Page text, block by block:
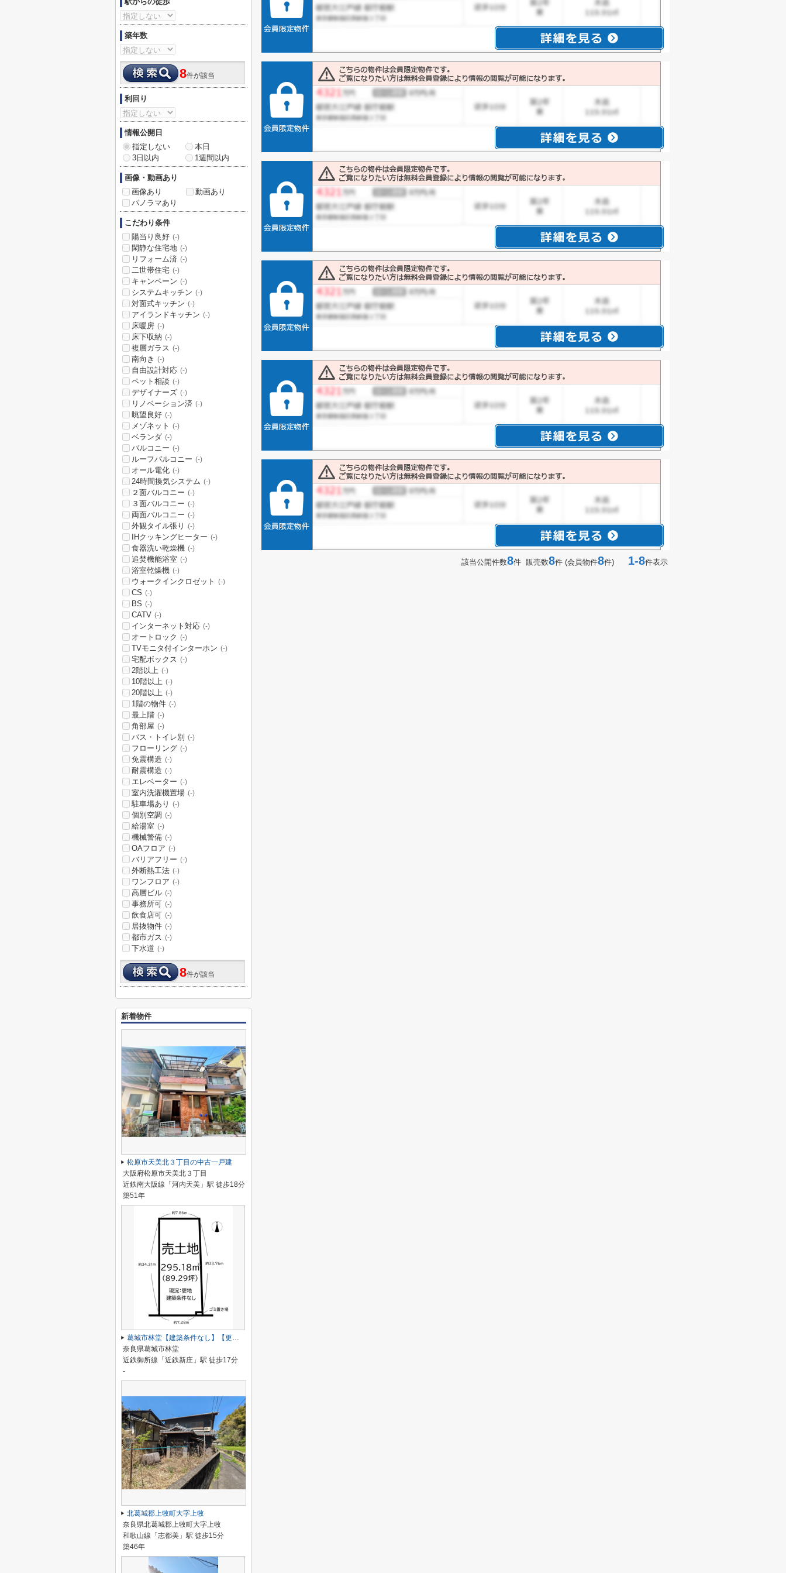
該当公開件数8件 販売数8件 (会員物件8件) 1-8件表示
築年数
8件が該当
利回り
情報公開日
指定しない
本日
3日以内
1週間以内
画像・動画あり
画像あり
動画あり
パノラマあり
こだわり条件
陽当り良好 (-)
閑静な住宅地 (-)
リフォーム済 (-)
二世帯住宅 (-)
キャンペーン (-)
システムキッチン (-)
対面式キッチン (-)
アイランドキッチン (-)
床暖房 (-)
床下収納 (-)
複層ガラス (-)
南向き (-)
自由設計対応 (-)
ペット相談 (-)
デザイナーズ (-)
リノベーション済 (-)
眺望良好 (-)
メゾネット (-)
ベランダ (-)
バルコニー (-)
ルーフバルコニー (-)
オール電化 (-)
24時間換気システム (-)
２面バルコニー (-)
３面バルコニー (-)
両面バルコニー (-)
外観タイル張り (-)
IHクッキングヒーター (-)
食器洗い乾燥機 (-)
追焚機能浴室 (-)
浴室乾燥機 (-)
ウォークインクロゼット (-)
CS (-)
BS (-)
CATV (-)
インターネット対応 (-)
オートロック (-)
TVモニタ付インターホン (-)
宅配ボックス (-)
2階以上 (-)
10階以上 (-)
20階以上 (-)
1階の物件 (-)
最上階 (-)
角部屋 (-)
バス・トイレ別 (-)
フローリング (-)
免震構造 (-)
耐震構造 (-)
エレベーター (-)
室内洗濯機置場 (-)
駐車場あり (-)
個別空調 (-)
給湯室 (-)
機械警備 (-)
OAフロア (-)
バリアフリー (-)
外断熱工法 (-)
ワンフロア (-)
高層ビル (-)
事務所可 (-)
飲食店可 (-)
居抜物件 (-)
都市ガス (-)
下水道 (-)
8件が該当
新着物件
松原市天美北３丁目の中古一戸建
大阪府松原市天美北３丁目
近鉄南大阪線「河内天美」駅 徒歩18分
築51年
葛城市林堂【建築条件なし】【更地】
奈良県葛城市林堂
近鉄御所線「近鉄新庄」駅 徒歩17分
-
北葛城郡上牧町大字上牧
奈良県北葛城郡上牧町大字上牧
和歌山線「志都美」駅 徒歩15分
築46年